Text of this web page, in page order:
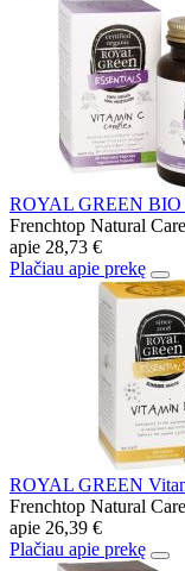
ROYAL GREEN BIO
Frenchtop Natural
apie 28,73 €
Plačiau apie prekę
ROYAL GREEN
Frenchtop Natural
apie 26,39 €
Plačiau apie prekę